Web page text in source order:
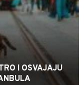
I OSVAJAJU